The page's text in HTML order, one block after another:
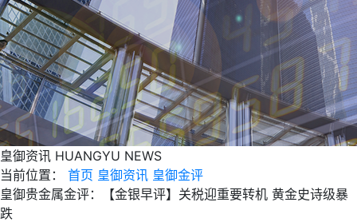
皇御资讯 HUANGYU NEWS
当前位置：
首页 皇御资讯 皇御金评
皇御贵金属金评：【金银早评】关税迎重要转机 黄金史诗级暴
跌